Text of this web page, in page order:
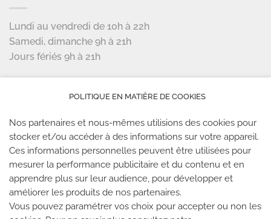
Lundi au vendredi de 10h à 22h
Samedi, dimanche 9h à 21h
Jours fériés 9h à 21h
LES SALLES CLIMB UP
Climb Up vous accueille dans ses salles, partout en
POLITIQUE EN MATIÈRE DE COOKIES
Nos partenaires et nous-mêmes utilisions des cookies pour
stocker et/ou accéder à des informations sur votre appareil.
Ces informations personnelles peuvent être utilisées pour
mesurer la performance publicitaire et du contenu et en
apprendre plus sur leur audience, pour développer et
améliorer les produits de nos partenaires.
Vous pouvez paramétrer vos choix pour accepter ou non les